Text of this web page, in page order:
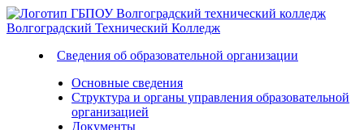
Волгоградский Технический Колледж
Сведения об образовательной организации
Основные сведения
Структура и органы управления образовательной
организацией
Документы